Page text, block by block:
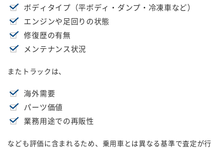
ボディタイプ（平ボディ・ダンプ・冷凍車など）
エンジンや足回りの状態
修復歴の有無
メンテナンス状況
またトラックは、
海外需要
パーツ価値
業務用途での再販性
なども評価に含まれるため、乗用車とは異なる基準で査定が行